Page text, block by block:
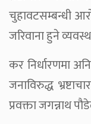
चुहावटसम्बन्धी
जरिवाना हुने
कर निर्धारणमा
जनाविरुद्ध
प्रवक्ता जगन्नाथ